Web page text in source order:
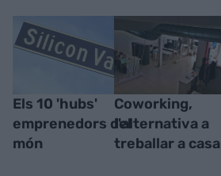
Els 10 'hubs'
emprenedors del
món
Coworking,
l'alternativa a
treballar a casa